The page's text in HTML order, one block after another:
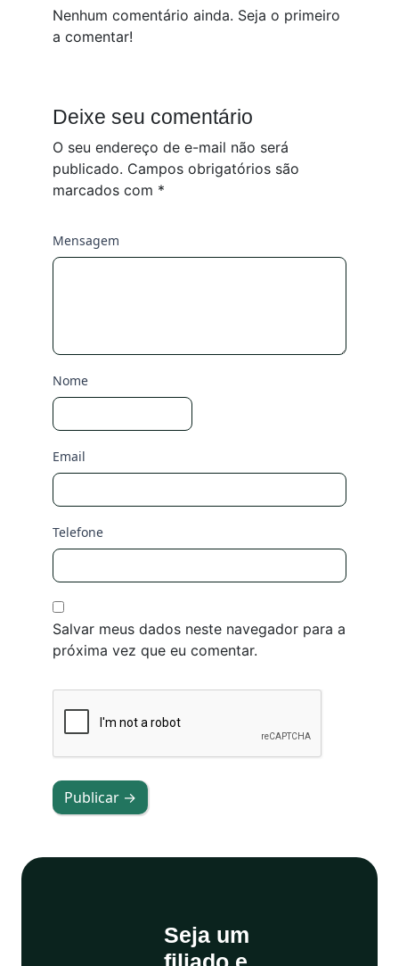
Nenhum comentário ainda. Seja o primeiro
a comentar!
Deixe seu comentário
O seu endereço de e-mail não será
publicado. Campos obrigatórios são
marcados com *
Mensagem
Nome
Email
Telefone
Salvar meus dados neste navegador para a
próxima vez que eu comentar.
Publicar →
Seja um